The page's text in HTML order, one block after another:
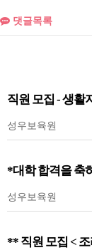
댓글목록
직원 모집 - 생활
성우보육원
*대학 합격을 축
성우보육원
** 직원 모집 <